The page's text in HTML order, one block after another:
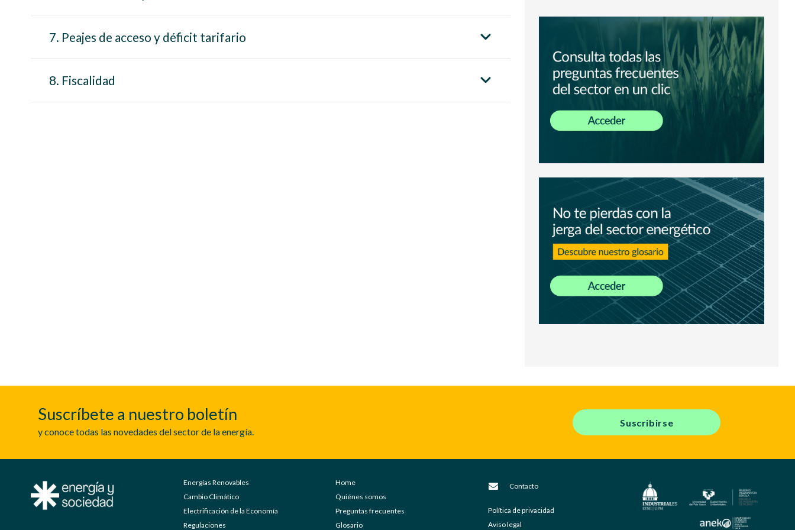
7. Peajes de acceso y déficit tarifario
8. Fiscalidad
Suscríbete a nuestro boletín
y conoce todas las novedades del sector de la energía.
Suscribirse
Energías Renovables
Cambio Climático
Electrificación de la Economía
Regulaciones
Home
Quiénes somos
Preguntas frecuentes
Glosario
Contacto
Política de privacidad
Aviso legal